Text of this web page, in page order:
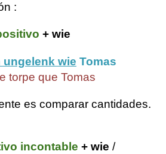
:
+ wie
ungelenk wie Tomas
torpe que Tomas
es comparar cantidades.
incontable + wie /